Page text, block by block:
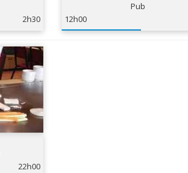
2h30
Pub
12h00
22h00